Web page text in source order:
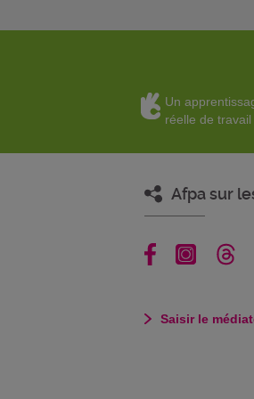
Un
réelle de travail
Afpa sur
Saisir le